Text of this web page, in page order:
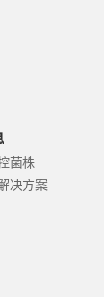
菌株
决方案